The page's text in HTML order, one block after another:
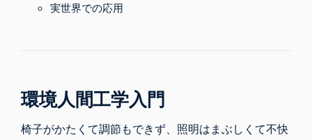
実世界での応用
環境人間工学入門
椅子がかたくて調節もできず、照明はまぶしくて不快